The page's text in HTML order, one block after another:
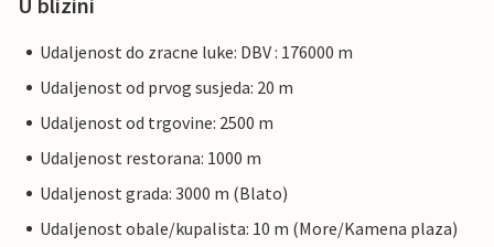
Udaljenost do zracne luke: DBV : 176000 m
Udaljenost od prvog susjeda: 20 m
Udaljenost od trgovine: 2500 m
Udaljenost restorana: 1000 m
Udaljenost grada: 3000 m (Blato)
Udaljenost obale/kupalista: 10 m (More/Kamena plaza)